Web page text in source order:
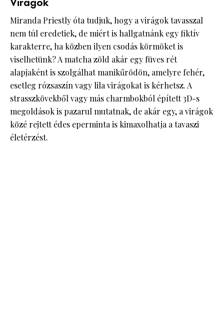
Virágok
Miranda Priestly óta tudjuk, hogy a virágok tavasszal
nem túl eredetiek, de miért is hallgatnánk egy fiktív
karakterre, ha közben ilyen csodás körmöket is
viselhetünk? A matcha zöld akár egy füves rét
alapjaként is szolgálhat manikűrödön, amelyre fehér,
esetleg rózsaszín vagy lila virágokat is kérhetsz. A
strasszkövekből vagy más charmbokból épített 3D-s
megoldások is pazarul mutatnak, de akár egy, a virágok
közé rejtett édes eperminta is kimaxolhatja a tavaszi
életérzést.